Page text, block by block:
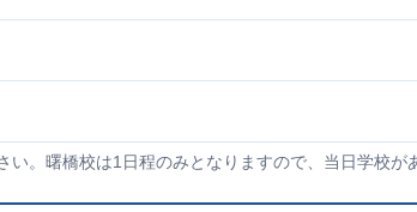
。曙橋校は1日程のみとなりますので、当日学校が